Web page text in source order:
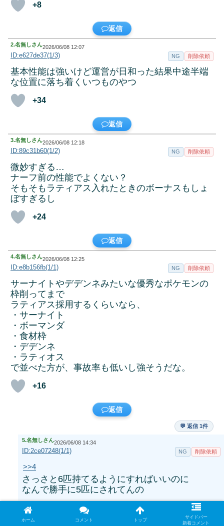
+8
返信
2.名無しさん2026/06/08 12:07
ID:e627de37(1/3) NG 削除依頼
基本性能は強いけど運営が日和った結果中途半端
な位置に落ち着くいつものやつ
+34
返信
3.名無しさん2026/06/08 12:18
ID:89c31b60(1/2) NG 削除依頼
微妙すぎる…
ナーフ前の性能でよくない？
そもそもラティアス入れたときのボーナスもしょ
ぼすぎるし
+24
返信
4.名無しさん2026/06/08 12:25
ID:e8b156fb(1/1) NG 削除依頼
サーナイトやデデンネみたいな優秀なポケモンの
枠削ってまで
ラティアス採用するくらいなら、
・サーナイト
・ボーマンダ
・食材枠
・デデンネ
・ラティオス
で並べた方が、事故率も低いし強そうだな。
+16
返信
💬 返信 1件
5.名無しさん2026/06/08 14:34
ID:2ce07248(1/1) NG 削除依頼
>>4
さっさと6匹持てるようにすればいいのに
なんで勝手に5匹にされてんの
ホーム コメント トップ
サイドバー
新着コメント